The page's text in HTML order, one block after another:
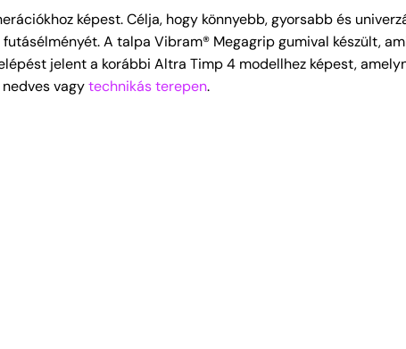
képest. Célja, hogy könnyebb, gyorsabb és
A talpa Vibram® Megagrip gumival készült,
jelent a korábbi Altra Timp 4 modellhez képest,
vagy technikás terepen.